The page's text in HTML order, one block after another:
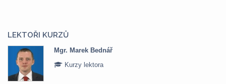
LEKTOŘI KURZŮ
Mgr. Marek Bednář
Kurzy lektora